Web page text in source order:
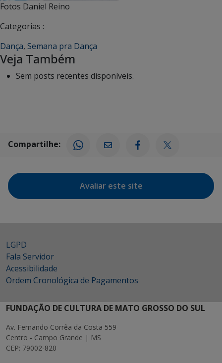
Fotos Daniel Reino
Categorias :
Dança, Semana pra Dança
Veja Também
Sem posts recentes disponíveis.
Compartilhe:
Avaliar este site
LGPD
Fala Servidor
Acessibilidade
Ordem Cronológica de Pagamentos
FUNDAÇÃO DE CULTURA DE MATO GROSSO DO SUL
Av. Fernando Corrêa da Costa 559
Centro - Campo Grande | MS
CEP: 79002-820